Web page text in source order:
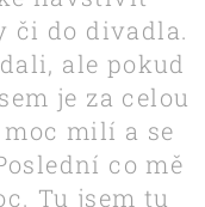
či do divadla.
ale pokud
je za celou
milí a se
co mě
Tu jsem tu